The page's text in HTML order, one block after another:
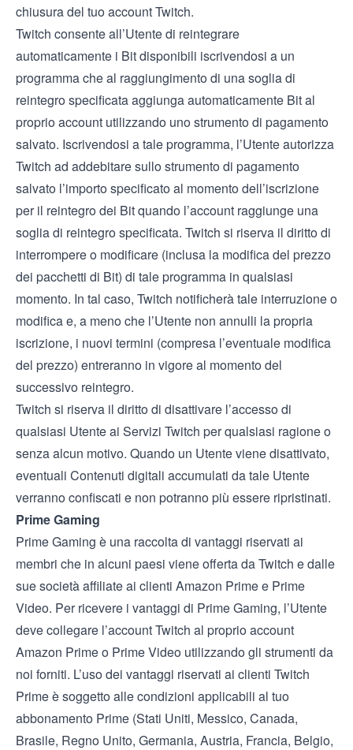
chiusura del tuo account Twitch.
Twitch consente all’Utente di reintegrare
automaticamente i Bit disponibili iscrivendosi a un
programma che al raggiungimento di una soglia di
reintegro specificata aggiunga automaticamente Bit al
proprio account utilizzando uno strumento di pagamento
salvato. Iscrivendosi a tale programma, l’Utente autorizza
Twitch ad addebitare sullo strumento di pagamento
salvato l’importo specificato al momento dell’iscrizione
per il reintegro dei Bit quando l’account raggiunge una
soglia di reintegro specificata. Twitch si riserva il diritto di
interrompere o modificare (inclusa la modifica del prezzo
dei pacchetti di Bit) di tale programma in qualsiasi
momento. In tal caso, Twitch notificherà tale interruzione o
modifica e, a meno che l’Utente non annulli la propria
iscrizione, i nuovi termini (compresa l’eventuale modifica
del prezzo) entreranno in vigore al momento del
successivo reintegro.
Twitch si riserva il diritto di disattivare l’accesso di
qualsiasi Utente ai Servizi Twitch per qualsiasi ragione o
senza alcun motivo. Quando un Utente viene disattivato,
eventuali Contenuti digitali accumulati da tale Utente
verranno confiscati e non potranno più essere ripristinati.
Prime Gaming
Prime Gaming è una raccolta di vantaggi riservati ai
membri che in alcuni paesi viene offerta da Twitch e dalle
sue società affiliate ai clienti Amazon Prime e Prime
Video. Per ricevere i vantaggi di Prime Gaming, l’Utente
deve collegare l’account Twitch al proprio account
Amazon Prime o Prime Video utilizzando gli strumenti da
noi forniti. L’uso dei vantaggi riservati ai clienti Twitch
Prime è soggetto alle condizioni applicabili al tuo
abbonamento Prime (Stati Uniti, Messico, Canada,
Brasile, Regno Unito, Germania, Austria, Francia, Belgio,